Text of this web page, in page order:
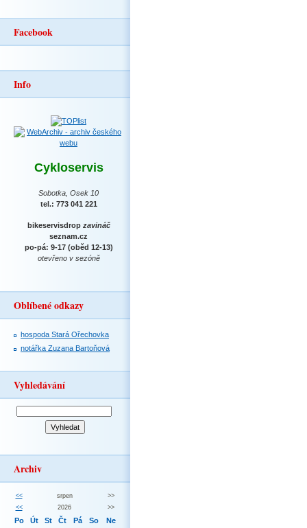
Facebook
Info
Cykloservis
Sobotka, Osek 10
tel.: 773 041 221
bikeservisdrop zavináč
seznam.cz
po-pá: 9-17 (oběd 12-13)
otevřeno v sezóně
Oblíbené odkazy
hospoda Stará Ořechovka
notářka Zuzana Bartoňová
Vyhledávání
Archiv
<< srpen
>>
<<
2026 >>
Po Út St Čt Pá So Ne